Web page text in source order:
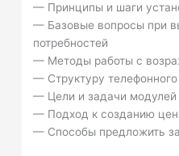
— Принципы и шаги
— Базовые вопросы при
потребностей
— Методы работы с
— Структуру телефонного
— Цели и задачи модулей
— Подход к созданию
— Способы предложить